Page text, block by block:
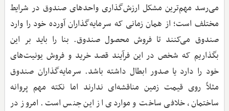
می‌رسد مهم‌ترین مشکل ارزش‌گذاری واحدهای صندوق در شرایط
مختلف است؛ از همان زمانی که سرمایه‌گذاران آورده خود را وارد
صندوق می‌کنند تا فروش محصول صندوق. بنا را باید بر این
بگذاریم که شخص در این فرآیند قصد خرید و فروش یونیت‌های
خود را دارد یا صدور ابطال داشته باشد. سرمایه‌گذاران صندوق
مثلاً روی قیمت زمین مناقشه‌ای ندارند اما نکته مهم پروانه
ساختمان، خلافی ساخت و مواردی از این جنس است. امروز در